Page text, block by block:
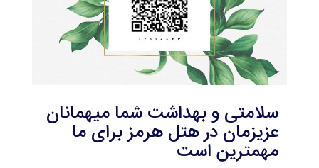
سلامتی و بهداشت شما میهمانان
عزیزمان در هتل هرمز برای ما
مهمترین است